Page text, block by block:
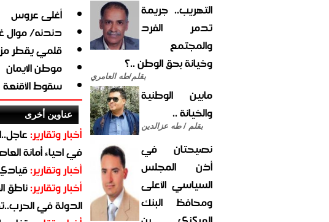
التهريب.. جريمة
تدمر الفرد
والمجتمع
وخيانة بحق الوطن ..؟
بقلم/طه العامري
مابين الوطنية
والخيانة ..
بقلم / طه عزالدين
نصيحتان في
أذن المجلس
السياسي الأعلى
ومحافظ البنك
أغلى عروس
دندنه/ موال
قلمي يقطر
موطن الايمان
سقوط الأقنعة
عناوين أخرى
أخبار وتقارير:
في احياء أمانة
أخبار وتقارير:
أخبار وتقارير:ناطق
الدولة في